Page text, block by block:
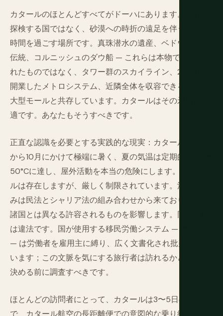
カタールのほとんどすべてがドーハにあります。これは
探検する国ではなく、砂漠への時折の遠足を伴う都市で
時間を過ごす場所です。真珠潜水の遺産、ベドウィンの
伝統、コルニッシュのダウ船 — これらは本物で、発明さ
れたものではなく、タワー群のスカイライン、2019年に
開業したメトロシステム、近隣全体を収容できるほどの
大型モールと共存しています。カタールはその矛盾に快
適です。あなたもそうすべきです。
正直な認識を必要とする実践的な現実：カタールは5月
から10月にかけて極端に暑く、夏の気温は定期的に45〜
50°Cに達し、屋外活動を本当の危険にします。アルコー
ルは存在しますが、厳しく制限されています。法的枠組
みは民法とシャリア法の組み合わせから来ており、西側
諸国とは異なる許容されるものを影響します。同性関係
は違法です。国が使用する移民労働システム — カファラ
— は労働者を雇用主に縛り、広く文書化され批判されて
います；この文脈を気にする旅行者は訪れるかどうかを
決める前に調査すべきです。
ほとんどの訪問者にとって、カタールは3〜5日の目的地
で、カタール航空の長距離便での意図的な乗り継ぎ休暇